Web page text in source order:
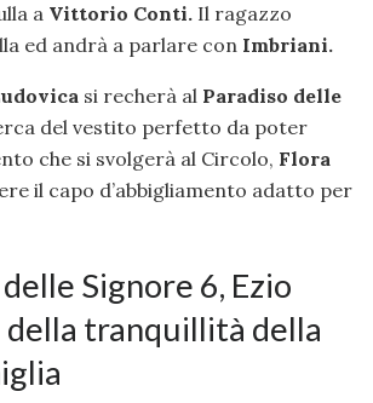
a Vittorio Conti. Il ragazzo
ed andrà a parlare con Imbriani.
si recherà al Paradiso delle
del vestito perfetto da poter
che si svolgerà al Circolo, Flora
il capo d’abbigliamento adatto per
Signore 6, Ezio
della tranquillità della